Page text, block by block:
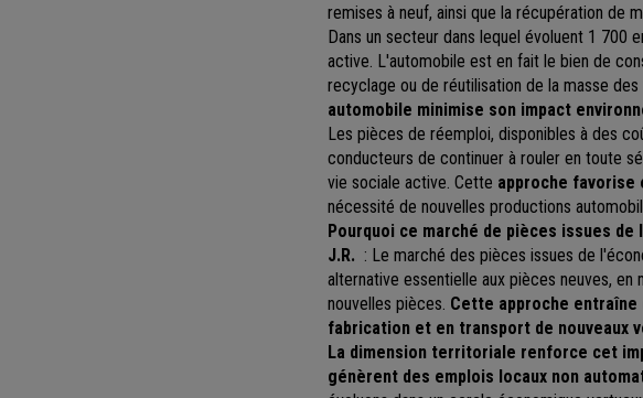
remises à neuf, ainsi que la récupération de
Dans un secteur dans lequel évoluent 1 700
active. L'automobile est en fait le bien de
recyclage ou de réutilisation de la masse des
automobile minimise son impact
Les pièces de réemploi, disponibles à des
conducteurs de continuer à rouler en toute
vie sociale active. Cette approche favorise
nécessité de nouvelles productions
Pourquoi ce marché de pièces issues
J.R. : Le marché des pièces issues de
alternative essentielle aux pièces neuves,
nouvelles pièces. Cette approche
fabrication et en transport de nouveaux
La dimension territoriale renforce cet
génèrent des emplois locaux non